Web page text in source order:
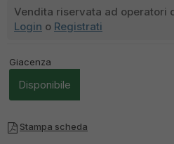
Vendita riservata ad operatori
Login o Registrati
Giacenza
Disponibile
Stampa scheda